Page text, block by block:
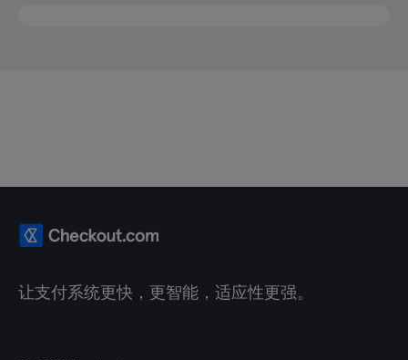
让支付系统更快，更智能，适应性更强。